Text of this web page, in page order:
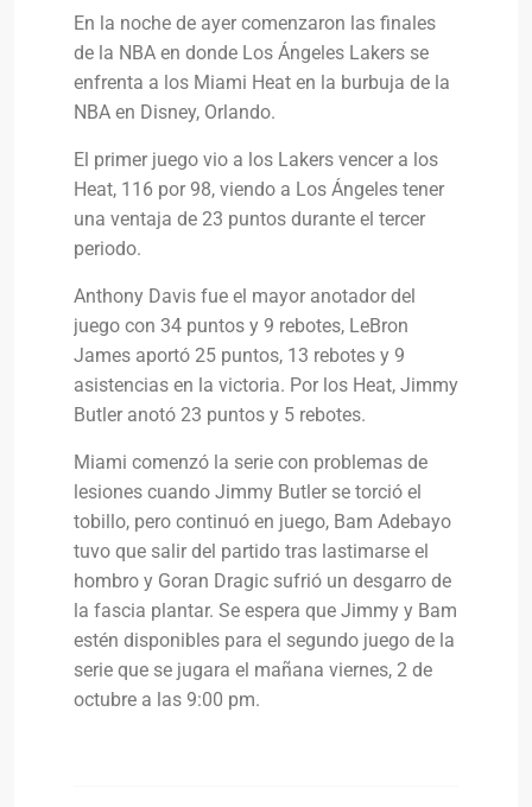
En la noche de ayer comenzaron las finales
de la NBA en donde Los Ángeles Lakers se
enfrenta a los Miami Heat en la burbuja de la
NBA en Disney, Orlando.
El primer juego vio a los Lakers vencer a los
Heat, 116 por 98, viendo a Los Ángeles tener
una ventaja de 23 puntos durante el tercer
periodo.
Anthony Davis fue el mayor anotador del
juego con 34 puntos y 9 rebotes, LeBron
James aportó 25 puntos, 13 rebotes y 9
asistencias en la victoria. Por los Heat, Jimmy
Butler anotó 23 puntos y 5 rebotes.
Miami comenzó la serie con problemas de
lesiones cuando Jimmy Butler se torció el
tobillo, pero continuó en juego, Bam Adebayo
tuvo que salir del partido tras lastimarse el
hombro y Goran Dragic sufrió un desgarro de
la fascia plantar. Se espera que Jimmy y Bam
estén disponibles para el segundo juego de la
serie que se jugara el mañana viernes, 2 de
octubre a las 9:00 pm.